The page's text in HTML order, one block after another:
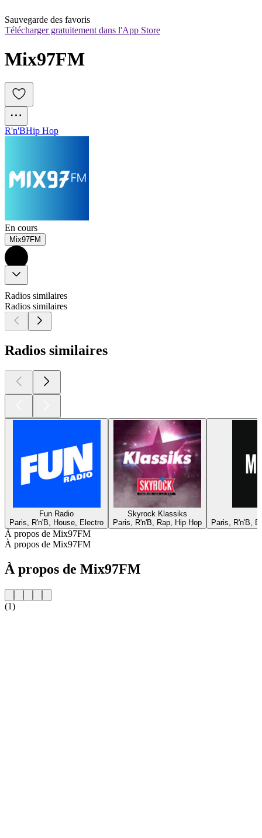
Sauvegarde des favoris
Télécharger gratuitement dans l'App Store
Mix97FM
R'n'BHip Hop
En cours
Mix97FM
Radios similaires
Radios similaires
Radios similaires
Fun Radio
Paris, R'n'B, House, Electro
Skyrock Klassiks
Paris, R'n'B, Rap, Hip Hop
Paris, R'n'B,
À propos de Mix97FM
À propos de Mix97FM
À propos de Mix97FM
(1)